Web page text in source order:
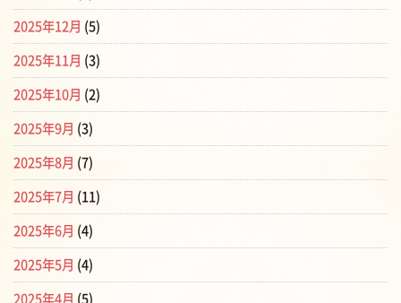
2025年12月 (5)
2025年11月 (3)
2025年10月 (2)
2025年9月 (3)
2025年8月 (7)
2025年7月 (11)
2025年6月 (4)
2025年5月 (4)
2025年4月 (5)